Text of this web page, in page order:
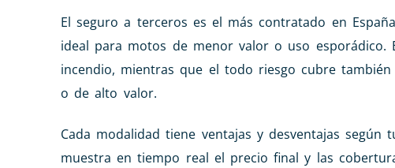
El seguro a terceros es el más contratado en
ideal para motos de menor valor o uso
incendio, mientras que el todo riesgo cubre
o de alto valor.
Cada modalidad tiene ventajas y desventajas
muestra en tiempo real el precio final y las